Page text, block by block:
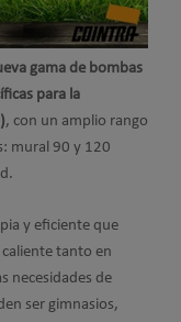
gama de bombas
para la
, con un amplio rango
mural 90 y 120
y eficiente que
caliente tanto en
necesidades de
ser gimnasios,